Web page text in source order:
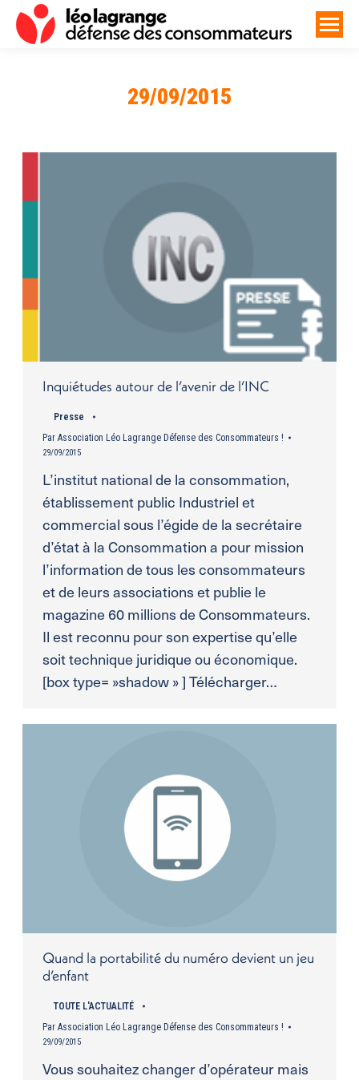
29/09/2015
Inquiétudes autour de l’avenir de l’INC
Presse
Par Association Léo Lagrange Défense des Consommateurs !
29/09/2015
L’institut national de la consommation,
établissement public Industriel et
commercial sous l’égide de la secrétaire
d’état à la Consommation a pour mission
l’information de tous les consommateurs
et de leurs associations et publie le
magazine 60 millions de Consommateurs.
Il est reconnu pour son expertise qu’elle
soit technique juridique ou économique.
[box type= »shadow » ] Télécharger…
Quand la portabilité du numéro devient un jeu
d’enfant
TOUTE L'ACTUALITÉ
Par Association Léo Lagrange Défense des Consommateurs !
29/09/2015
Vous souhaitez changer d’opérateur mais